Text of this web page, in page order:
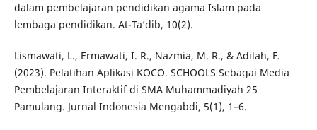
dalam pembelajaran pendidikan agama Islam pada
lembaga pendidikan. At-Ta’dib, 10(2).
Lismawati, L., Ermawati, I. R., Nazmia, M. R., & Adilah, F.
(2023). Pelatihan Aplikasi KOCO. SCHOOLS Sebagai Media
Pembelajaran Interaktif di SMA Muhammadiyah 25
Pamulang. Jurnal Indonesia Mengabdi, 5(1), 1–6.